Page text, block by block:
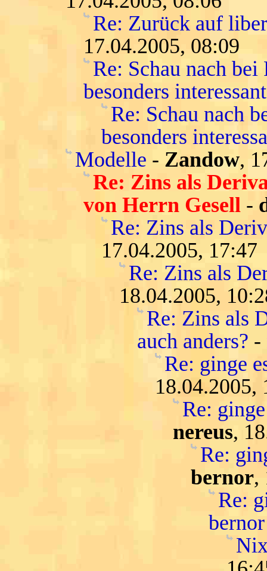
Re: Zurück auf
17.04.2005, 08:09
Re: Schau nach
besonders interessant
Re: Schau nach
besonders
Modelle - Zandow,
Re: Zins als
von Herrn Gesell -
Re: Zins als
17.04.2005, 17:47
Re: Zins als
18.04.2005,
Re: Zins als
auch anders? -
Re: ginge
18.04.2005,
Re:
nereus,
Re:
bernor,
Re:
bernor